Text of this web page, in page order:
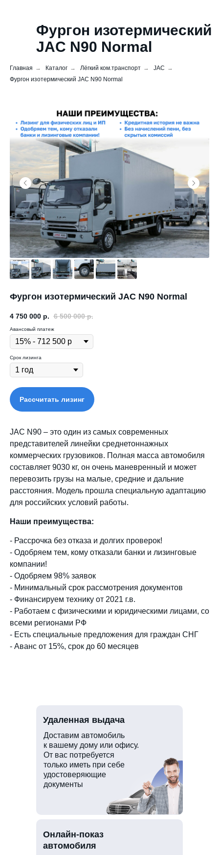
Фургон изотермический
JAC N90 Normal
Главная → Каталог → Лёгкий ком.транспорт → JAC →
Фургон изотермический JAC N90 Normal
Фургон изотермический JAC N90 Normal
4 750 000 р. 6 500 000 р.
Авансовый платеж
Срок лизинга
Рассчитать лизинг
JAC N90 – это один из самых современных
представителей линейки среднетоннажных
коммерческих грузовиков. Полная масса автомобиля
составляет 9030 кг, он очень маневренный и может
перевозить грузы на малые, средние и дальние
расстояния. Модель прошла специальную адаптацию
для российских условий работы.
Наши преимущества:
- Рассрочка без отказа и долгих проверок!
- Одобряем тем, кому отказали банки и лизинговые
компании!
- Одобряем 98% заявок
- Минимальный срок рассмотрения документов
- Финансируем технику от 2021 г.в.
- Работаем с физическими и юридическими лицами, со
всеми регионами РФ
- Есть специальные предложения для граждан СНГ
- Аванс от 15%, срок до 60 месяцев
Доставим автомобиль
к вашему дому или офису.
От вас потребуется
только иметь при себе
удостоверяющие
документы
Удаленная выдача
Онлайн-показ
автомобиля